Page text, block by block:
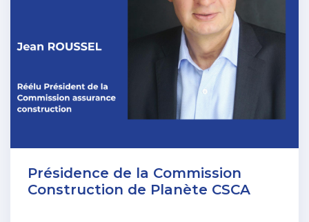
Présidence de la Commission
Construction de Planète CSCA